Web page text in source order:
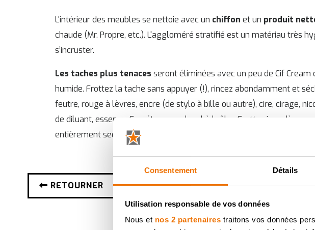
Consentement Détails
Utilisation responsable de vos données
Nous et nos 2 partenaires traitons vos données
L'intérieur des meubles se nettoie avec un chiffon et un produit
chaude (Mr. Propre, etc.). L'aggloméré stratifié est un matériau très
s’incruster.
Les taches plus tenaces seront éliminées avec un peu de Cif
humide. Frottez la tache sans appuyer (!), rincez abondamment et
feutre, rouge à lèvres, encre (de stylo à bille ou autre), cire, cirage,
de diluant, essence-F, acétone ou alcool à brûler. Frottez jusqu'à ce
entièrement sec, de façon à ne pas laisser de voile.
RETOURNER